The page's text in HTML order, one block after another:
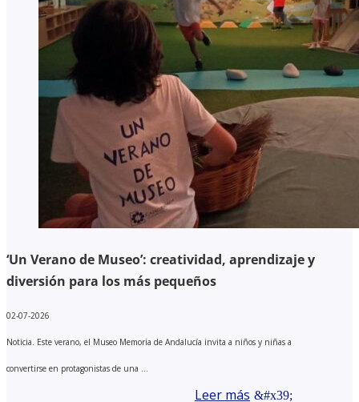
‘Un Verano de Museo’: creatividad, aprendizaje y
diversión para los más pequeños
02-07-2026
Noticia. Este verano, el Museo Memoria de Andalucía invita a niños y niñas a
convertirse en protagonistas de una ...
Leer más